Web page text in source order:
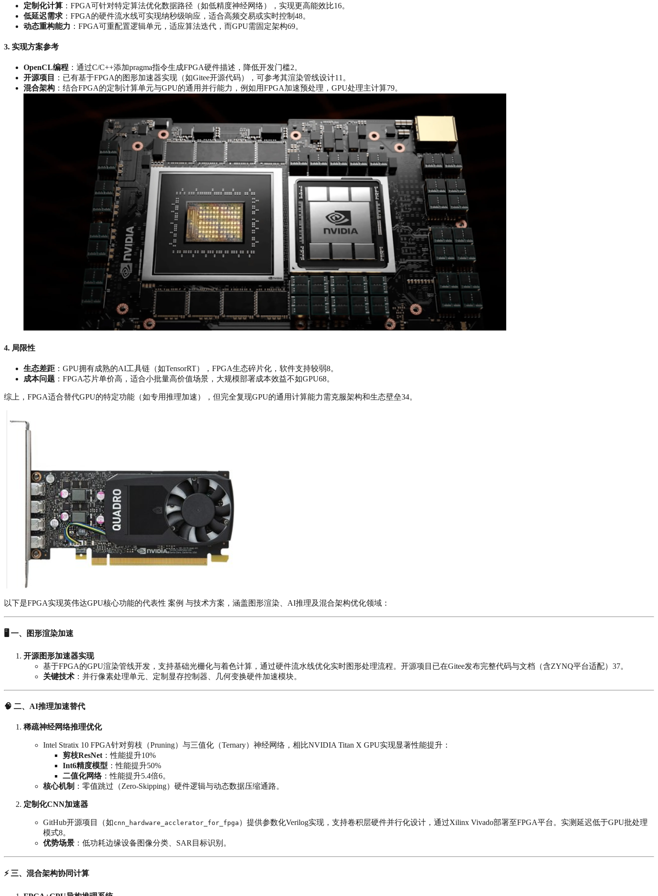
定制化计算 ‌：FPGA可针对特定算法优化数据路径（如低精度神经网络），实现更高能效比16。
低延迟需求 ‌：FPGA的硬件流水线可实现纳秒级响应，适合高频交易或实时控制48。
动态重构能力 ‌：FPGA可重配置逻辑单元，适应算法迭代，而GPU需固定架构69。
3. ‌ 实现方案参考
OpenCL编程 ‌：通过C/C++添加pragma指令生成FPGA硬件描述，降低开发门槛2。
开源项目
‌：已有基于FPGA的图形加速器实现（如Gitee开源代码），可参考其渲染管线设计11。
混合架构 ‌：结合FPGA的定制计算单元与GPU的通用并行能力，例如用FPGA加速预处理，GPU处理主计算79。
4. ‌ 局限性
生态差距 ‌：GPU拥有成熟的AI工具链（如TensorRT），FPGA生态碎片化，软件支持较弱8。
成本问题 ‌：FPGA芯片单价高，适合小批量高价值场景，大规模部署成本效益不如GPU68。
综上，FPGA适合替代GPU的特定功能（如专用推理加速），但完全复现GPU的通用计算能力需克服架构和生态壁垒34。
以下是FPGA实现英伟达GPU核心功能的代表性 案例 与技术方案，涵盖图形渲染、AI推理及混合架构优化领域：
🖥️ 一、图形渲染加速
开源图形加速器实现
基于FPGA的GPU渲染管线开发，支持基础光栅化与着色计算，通过硬件流水线优化实时图形处理流程。开源项目已在Gitee发布完整代码与文档（含ZYNQ平台适配）37。
关键技术 ‌：并行像素处理单元、定制显存控制器、几何变换硬件加速模块。
🧠 二、AI推理加速替代
稀疏神经网络推理优化
Intel Stratix 10 FPGA针对剪枝（Pruning）与三值化（Ternary）神经网络，相比NVIDIA Titan X GPU实现显著性能提升：
剪枝ResNet ‌：性能提升10%
Int6精度模型 ‌：性能提升50%
二值化网络‌：性能提升5.4倍6。
核心机制 ‌：零值跳过（Zero-Skipping）硬件逻辑与动态数据压缩通路。
定制化CNN加速器
GitHub开源项目（如cnn_hardware_acclerator_for_fpga ）提供参数化Verilog实现，支持卷积层硬件并行化设计，通过Xilinx Vivado部署至FPGA平台。实测延迟低于GPU批处理
模式8。
优势场景 ‌：低功耗边缘设备图像分类、SAR目标识别。
⚡ 三、混合架构协同计算